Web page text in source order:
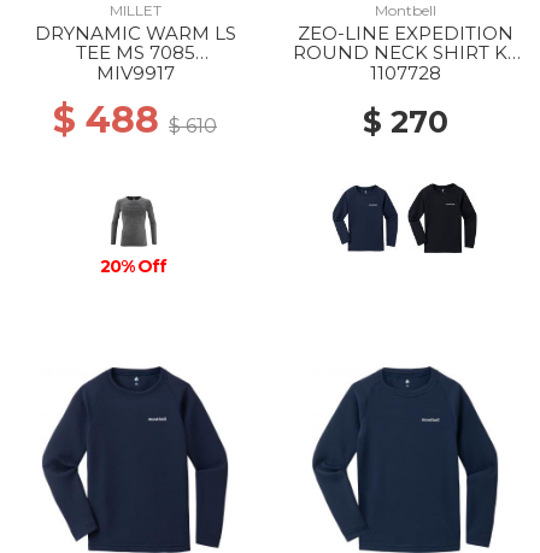
MILLET
DRYNAMIC WARM LS
TEE MS 7085
ANTHRACITE GREY
MIV9917
$ 488 $ 610
20% Off
Montbell
ZEO-LINE EXPEDITION
ROUND NECK SHIRT KS
105-120 NV
1107728
$ 270